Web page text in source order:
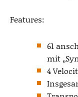
Features:
61
mit
4